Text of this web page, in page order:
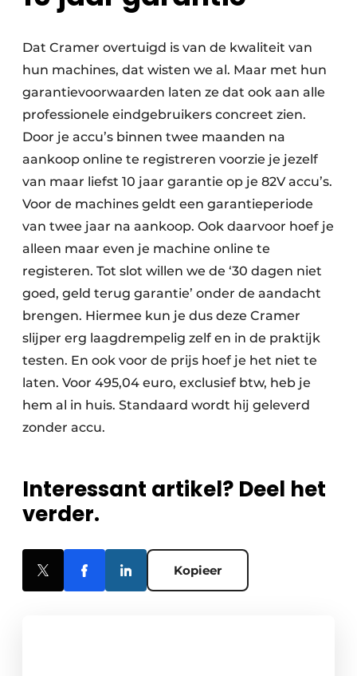
Dat Cramer overtuigd is van de kwaliteit van
hun machines, dat wisten we al. Maar met hun
garantievoorwaarden laten ze dat ook aan alle
professionele eindgebruikers concreet zien.
Door je accu’s binnen twee maanden na
aankoop online te registreren voorzie je jezelf
van maar liefst 10 jaar garantie op je 82V accu’s.
Voor de machines geldt een garantieperiode
van twee jaar na aankoop. Ook daarvoor hoef je
alleen maar even je machine online te
registeren. Tot slot willen we de ‘30 dagen niet
goed, geld terug garantie’ onder de aandacht
brengen. Hiermee kun je dus deze Cramer
slijper erg laagdrempelig zelf en in de praktijk
testen. En ook voor de prijs hoef je het niet te
laten. Voor 495,04 euro, exclusief btw, heb je
hem al in huis. Standaard wordt hij geleverd
zonder accu.
Interessant artikel? Deel het
verder.
Kopieer